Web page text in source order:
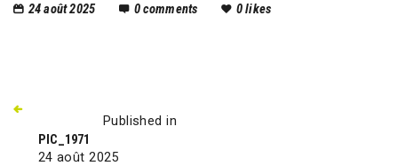
24 août 2025 0comments 0likes
Published in
PIC_1971
24 août 2025